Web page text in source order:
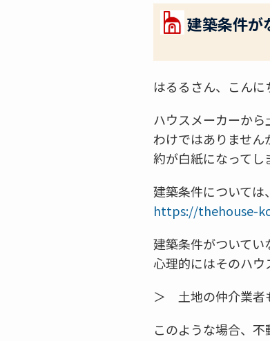
建築条件が
はるるさん、こんに
ハウスメーカーか
わけではありませ
約が白紙になってし
建築条件については
https://thehouse-
建築条件がついてい
心理的にはそのハウ
＞ 土地の仲介業者
このような場合、